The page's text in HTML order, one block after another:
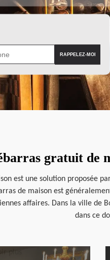
gratuit de
est une solution proposée
de maison est
affaires. Dans la ville de
dans ce